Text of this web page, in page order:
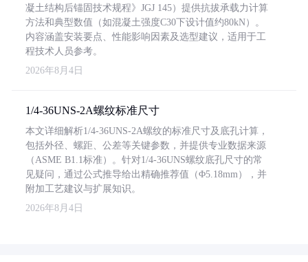
凝土结构后锚固技术规程》JGJ 145）提供抗拔承载力计算
方法和典型数值（如混凝土强度C30下设计值约80kN）。
内容涵盖安装要点、性能影响因素及选型建议，适用于工
程技术人员参考。
2026年8月4日
1/4-36UNS-2A螺纹标准尺寸
本文详细解析1/4-36UNS-2A螺纹的标准尺寸及底孔计算，
包括外径、螺距、公差等关键参数，并提供专业数据来源
（ASME B1.1标准）。针对1/4-36UNS螺纹底孔尺寸的常
见疑问，通过公式推导给出精确推荐值（Φ5.18mm），并
附加工艺建议与扩展知识。
2026年8月4日